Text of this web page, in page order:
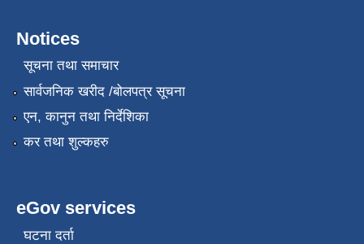
Notices
सूचना तथा समाचार
सार्वजनिक खरीद /बोलपत्र सूचना
एन, कानुन तथा निर्देशिका
कर तथा शुल्कहरु
eGov services
घटना दर्ता